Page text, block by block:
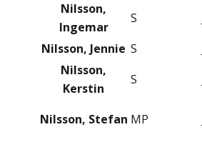
Nilsson,
Ingemar
S
Nilsson, Jennie S
Nilsson,
Kerstin
S
Nilsson, Stefan MP